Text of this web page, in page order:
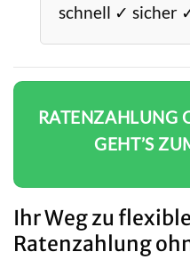
schnell ✓ sicher
RATENZAHLUNG
GEHT’S
Ihr Weg zu
Ratenzahlung